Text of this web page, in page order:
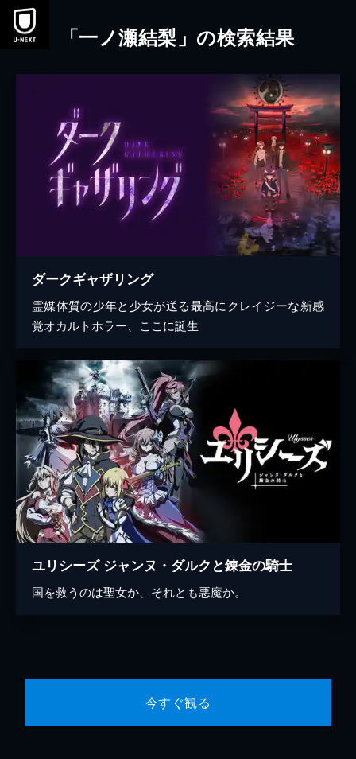
本文へスキップ
「一ノ瀬結梨」の検索結果
ダークギャザリング
霊媒体質の少年と少女が送る最高にクレイジーな新感
覚オカルトホラー、ここに誕生
ユリシーズ ジャンヌ・ダルクと錬金の騎士
国を救うのは聖女か、それとも悪魔か。
今すぐ観る